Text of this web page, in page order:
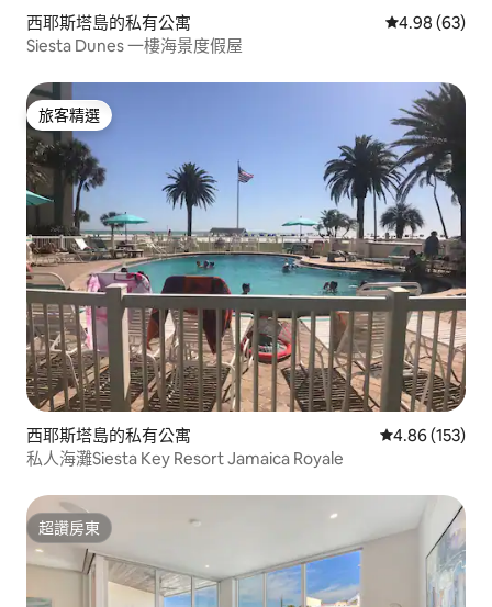
西耶斯塔島的私有公寓 從 63 則評價
4.98 (63)
Siesta Dunes 一樓海景度假屋
旅客精選
旅客精選
西耶斯塔島的私有公寓 從 153 則評價
4.86 (153)
私人海灘Siesta Key Resort Jamaica Royale
超讚房東
超讚房東